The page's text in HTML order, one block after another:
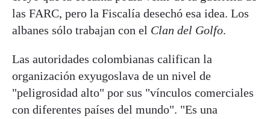
las FARC, pero la Fiscalía desechó esa idea. Los
albanes sólo trabajan con el Clan del Golfo.
Las autoridades colombianas califican la
organización exyugoslava de un nivel de
"peligrosidad alto" por sus "vínculos comerciales
con diferentes países del mundo". "Es una